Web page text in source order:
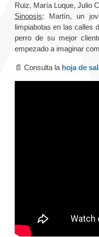
Ruiz, María Luque, Julio
Sinopsis: Martín, un
limpiabotas en las calles
perro de su mejor
empezado a imaginar
📄 Consulta la hoja de